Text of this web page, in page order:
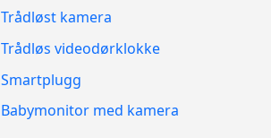
Trådløst kamera
Trådløs videodørklokke
Smartplugg
Babymonitor med kamera